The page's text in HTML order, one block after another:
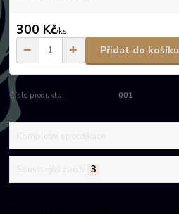
300 Kč/ks
Přidat do košíku
Číslo produktu: 001
3